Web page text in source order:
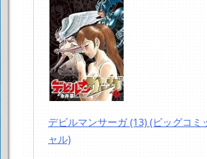
デビルマンサーガ (13) (ビッグコミ
ャル)